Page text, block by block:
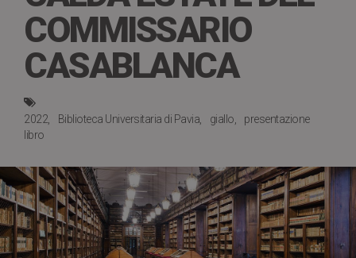
COMMISSARIO
CASABLANCA
2022 Biblioteca Universitaria di Pavia giallo
presentazione
libro